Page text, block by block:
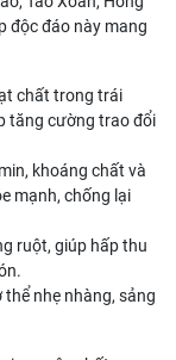
độc đáo này mang
chất trong trái
tăng cường trao đổi
khoáng chất và
mạnh, chống lại
ruột, giúp hấp thu
thể nhẹ nhàng, sảng